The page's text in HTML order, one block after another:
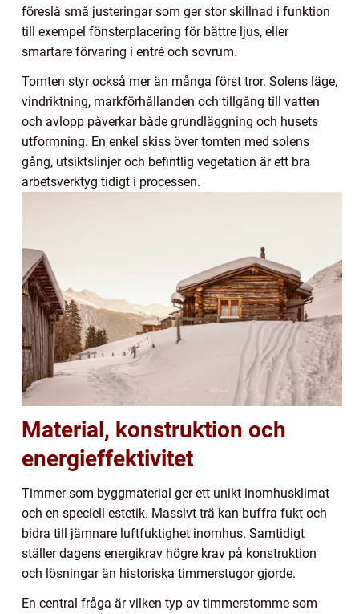
föreslå små justeringar som ger stor skillnad i funktion
till exempel fönsterplacering för bättre ljus, eller
smartare förvaring i entré och sovrum.
Tomten styr också mer än många först tror. Solens läge,
vindriktning, markförhållanden och tillgång till vatten
och avlopp påverkar både grundläggning och husets
utformning. En enkel skiss över tomten med solens
gång, utsiktslinjer och befintlig vegetation är ett bra
arbetsverktyg tidigt i processen.
Material, konstruktion och
energieffektivitet
Timmer som byggmaterial ger ett unikt inomhusklimat
och en speciell estetik. Massivt trä kan buffra fukt och
bidra till jämnare luftfuktighet inomhus. Samtidigt
ställer dagens energikrav högre krav på konstruktion
och lösningar än historiska timmerstugor gjorde.
En central fråga är vilken typ av timmerstomme som